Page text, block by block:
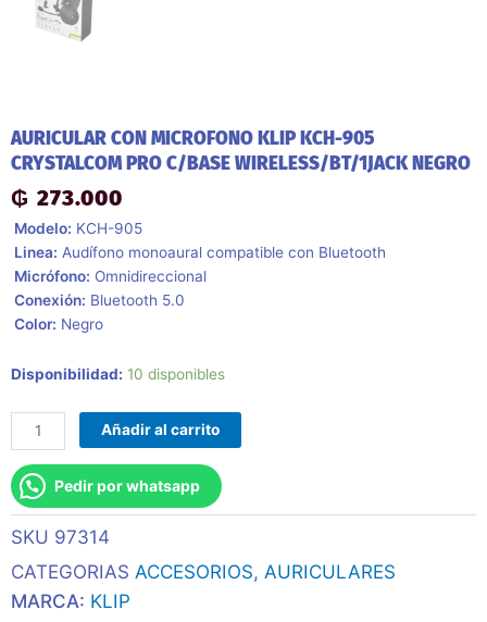
AURICULAR CON MICROFONO KLIP KCH-905
CRYSTALCOM PRO C/BASE WIRELESS/BT/1JACK NEGRO
₲ 273.000
 Modelo: KCH-905
 Linea: Audífono monoaural compatible con Bluetooth
 Micrófono: Omnidireccional
 Conexión: Bluetooth 5.0
 Color: Negro
Disponibilidad: 10 disponibles
Auricular
Kch-
905
Crystalcom
Pro
C/Base
Negro
Añadir al carrito
Pedir por whatsapp
SKU 97314
CATEGORIAS ACCESORIOS, AURICULARES
MARCA: KLIP